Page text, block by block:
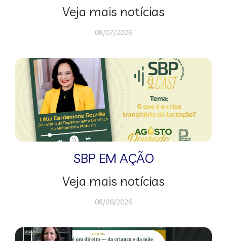
Veja mais notícias
08/07/2026
SBP EM AÇÃO
Veja mais notícias
08/06/2026